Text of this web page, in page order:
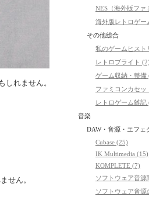
れません。
せん。
NES（海外版ファ
海外版レトロゲー
その他総合
私のゲームヒスト
レトロブライト (2)
ゲーム収納・整備
ファミコンカセッ
レトロゲーム雑記
音楽
DAW・音源・エフェ
Cubase (25)
IK Multimedia (15)
KOMPLETE (7)
ソフトウェア音源
ソフトウェア音源